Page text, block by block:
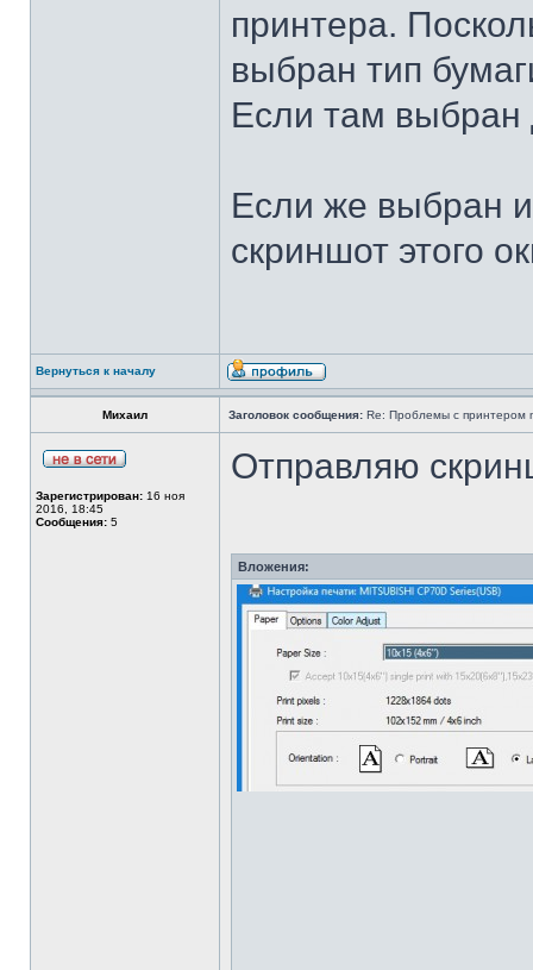
принтера.
выбран тип
Если там выбран
Если же выбран
скриншот этого
Вернуться к началу
Михаил Заголовок сообщения: Re: Проблемы с принтером
Зарегистрирован: 16 ноя
2016, 18:45
Сообщения: 5
Отправляю
Вложения: